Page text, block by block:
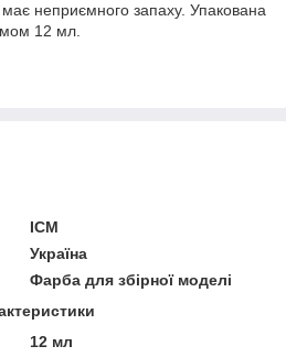
неприємного запаху. Упакована
12 мл.
ICM
Україна
Фарба для збірної моделі
12 мл